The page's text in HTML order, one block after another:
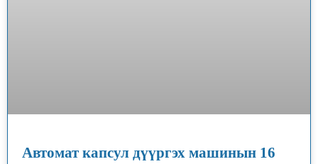
Автомат капсул дүүргэх машинын 16